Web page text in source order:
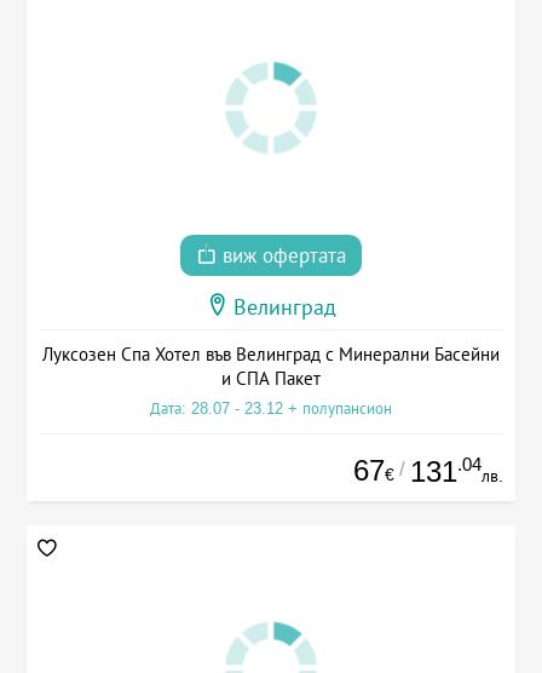
виж офертата
Велинград
Луксозен Спа Хотел във Велинград с Минерални Басейни
и СПА Пакет
Дата: 28.07 - 23.12 + полупансион
67€ / 131.04
лв.